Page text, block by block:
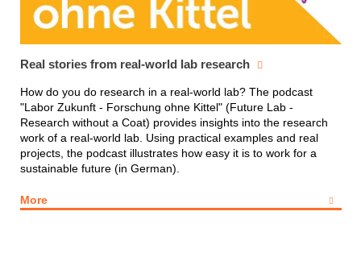
Real stories from real-world lab research
How do you do research in a real-world lab? The podcast
"Labor Zukunft - Forschung ohne Kittel" (Future Lab -
Research without a Coat) provides insights into the research
work of a real-world lab. Using practical examples and real
projects, the podcast illustrates how easy it is to work for a
sustainable future (in German).
More